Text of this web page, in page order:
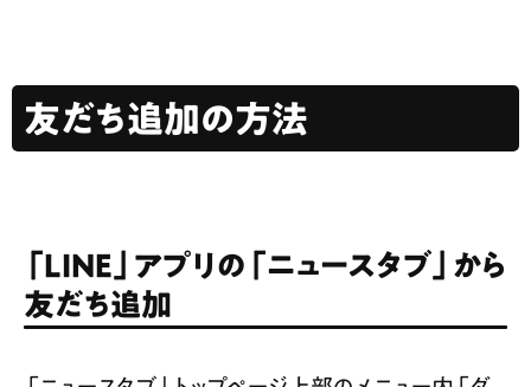
友だち追加の方法
「LINE」アプリの「ニュースタブ」から
友だち追加